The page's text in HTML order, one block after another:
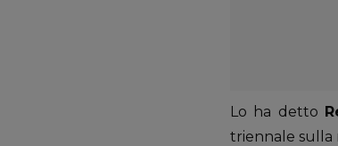
Lo ha detto
triennale sulla